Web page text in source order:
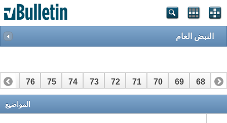
النبض العام
67
68
69
70
71
72
73
74
75
76
77
96
97
المواضيع